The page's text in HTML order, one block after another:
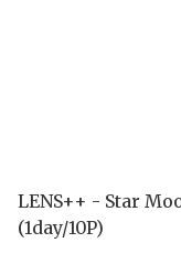
LENS++ - Star
(1day/10P)